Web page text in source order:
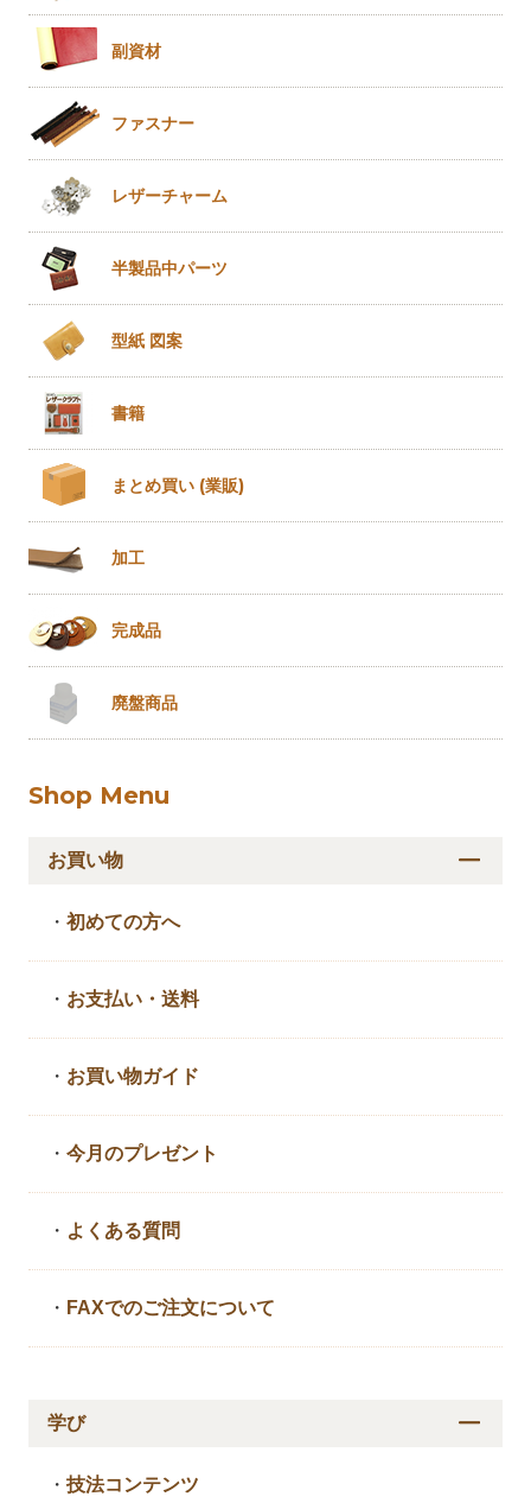
副資材
ファスナー
レザーチャーム
半製品中パーツ
型紙 図案
書籍
まとめ買い (業販)
加工
完成品
廃盤商品
Shop Menu
お買い物
・初めての方へ
・ お支払い・送料
・ お買い物ガイド
・今月のプレゼント
・ よくある質問
・ FAXでのご注文について
学び
・技法コンテンツ